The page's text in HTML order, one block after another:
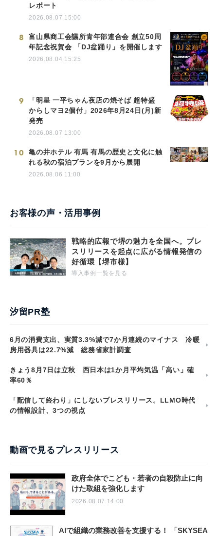
レポート
2026.08.07 15:00
8
富山県商工会議所青年部連合会 創立50周
年記念祝賀会 「DJ盆踊り」を開催します
2026.08.04 15:25
9
「明星 一平ちゃん夜店の焼そば 超特盛
からしマヨ2個付」2026年8月24日(月)新
発売
2026.08.07 13:00
10
亀の井ホテル 有馬 有馬の歴史と文化に触
れる秋の宿泊プランを9月から展開
2026.08.06 11:00
お客様の声・活用事例
戦略的広報で堺の魅力を全国へ。プレ
スリリースを起点に広がる情報発信の
好循環【堺市様】
導入事例一覧を見る
汐留PR塾
6月の消費支出、実質3.3%減で7か月連続のマイナス 冷暖
房用器具は22.7%減 総務省家計調査
きょう8月7日は立秋 西日本は1か月平均気温「高い」確
率60％
「配信して終わり」にしないプレスリリース。LLMO時代
の情報設計、3つの視点
動画で見るプレスリリース
政府全体でこども・若者の自殺防止に向
けた取組を強化します
2026.08.07 14:00
AIで組織の業務改善を支援する！ 「SKYSEA